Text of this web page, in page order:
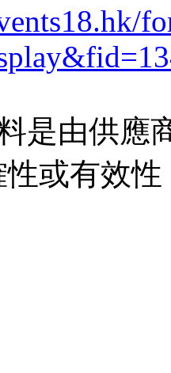
是由供應
或有效